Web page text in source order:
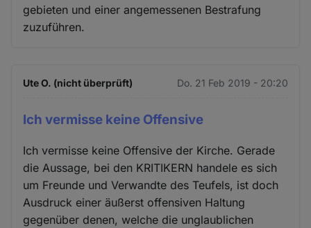
gebieten und einer angemessenen Bestrafung
zuzuführen.
Ute O. (nicht überprüft) Do. 21 Feb 2019 - 20:20
Ich vermisse keine Offensive
Ich vermisse keine Offensive der Kirche. Gerade
die Aussage, bei den KRITIKERN handele es sich
um Freunde und Verwandte des Teufels, ist doch
Ausdruck einer äußerst offensiven Haltung
gegenüber denen, welche die unglaublichen